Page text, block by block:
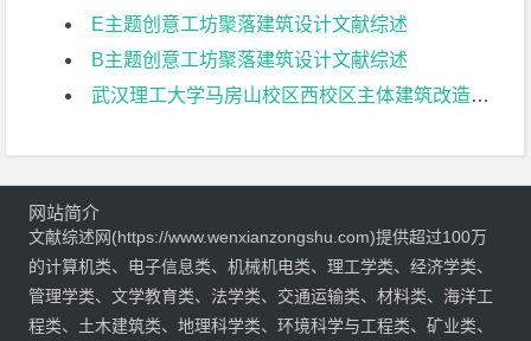
E主题创意工坊聚落建筑设计文献综述
B主题创意工坊聚落建筑设计文献综述
武汉理工大学马房山校区西校区主体建筑改造与景观设计文献综述
网站简介
文献综述网(https://www.wenxianzongshu.com)提供超过100万
的计算机类、电子信息类、机械机电类、理工学类、经济学类、
管理学类、文学教育类、法学类、交通运输类、材料类、海洋工
程类、土木建筑类、地理科学类、环境科学与工程类、矿业类、